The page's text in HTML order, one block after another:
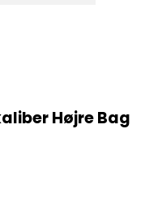
Højre Bag